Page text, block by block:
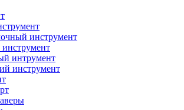
инструмент
интрумент
инструмент